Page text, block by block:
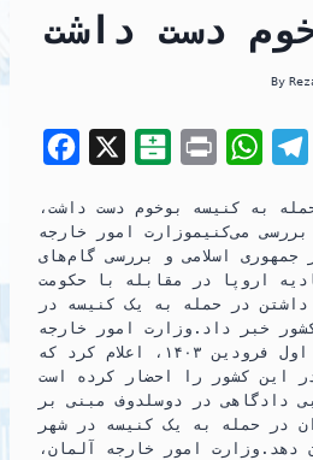
دست داشت
By
c
e
b
o
o
k
l
a
t
a
r
i
n
i
n
t
a
t
s
A
p
p
l
به کنیسه بوخوم دست داشت،
می‌کنیموزارت امور خارجه
جمهوری اسلامی و بررسی گام‌های
اروپا در مقابله با حکومت
داشتن در حمله به یک کنیسه در
خبر داد.وزارت امور خارجه
آلمان، روز چهارشنبه اول فرودین ۱۴۰۳، اعلام کرد که
این کشور را احضار کرده است
دادگاهی در دوسلدوف مبنی بر
در حمله به یک کنیسه در شهر
دهد.وزارت امور خارجه آلمان،